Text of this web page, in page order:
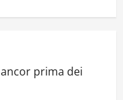
prima dei